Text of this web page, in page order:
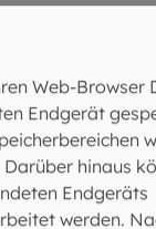
EOMWeb-Browser
Endgerät
hinaus
Endgeräts
werden.